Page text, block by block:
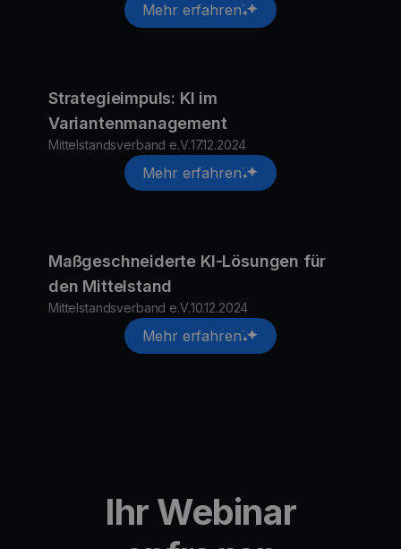
Mehr erfahren
Strategieimpuls: KI im
Variantenmanagement
Mittelstandsverband e.V.17.12.2024
Mehr erfahren
Maßgeschneiderte KI-Lösungen für
den Mittelstand
Mittelstandsverband e.V.10.12.2024
Mehr erfahren
Ihr Webinar